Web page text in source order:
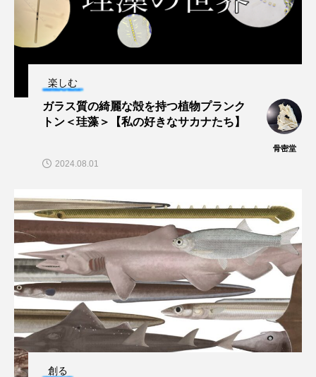
下田海中水族館 世界遺産
保全
共生 分析 分類 刺胞動物
剥製 動物園
北極 医療
名古屋港水族館 哺乳類 商品
四万十川 四万十川学遊館あきついお 四国
四国水族館 図鑑 固有亜種 固有種
在来生物 地域名 城崎マリンワールド
楽しむ
ガラス質の綺麗な殻を持つ植物プランク
トン＜珪藻＞【私の好きなサカナたち】
骨密堂
2024.08.01
創る